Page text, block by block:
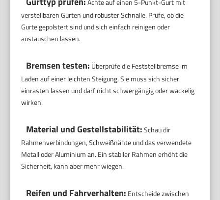
Achte auf einen 5-Punkt-Gurt mit
verstellbaren Gurten und robuster Schnalle. Prüfe, ob die
Gurte gepolstert sind und sich einfach reinigen oder
austauschen lassen.
Bremsen testen: Überprüfe die Feststellbremse im
Laden auf einer leichten Steigung. Sie muss sich sicher
einrasten lassen und darf nicht schwergängig oder wackelig
wirken.
Material und Gestellstabilität:Schau dir
Rahmenverbindungen, Schweißnähte und das verwendete
Metall oder Aluminium an. Ein stabiler Rahmen erhöht die
Sicherheit, kann aber mehr wiegen.
Reifen und Fahrverhalten: Entscheide zwischen